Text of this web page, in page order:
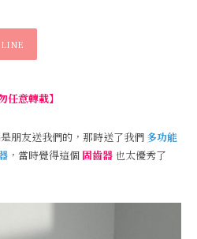
LINE
任意轉載】
朋友送我們的，那時送了我們 多功能
，當時覺得這個 固齒器 也太優秀了